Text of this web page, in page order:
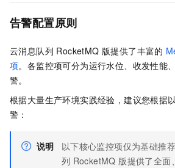
告警配置原则
云消息队列 RocketMQ 版提供了丰富的
项。各监控项可分为运行水位、收发性能
警。
根据大量生产环境实践经验，建议您根据
警：
说明 以下核心监控项仅为基础推
列 RocketMQ 版提供了全面